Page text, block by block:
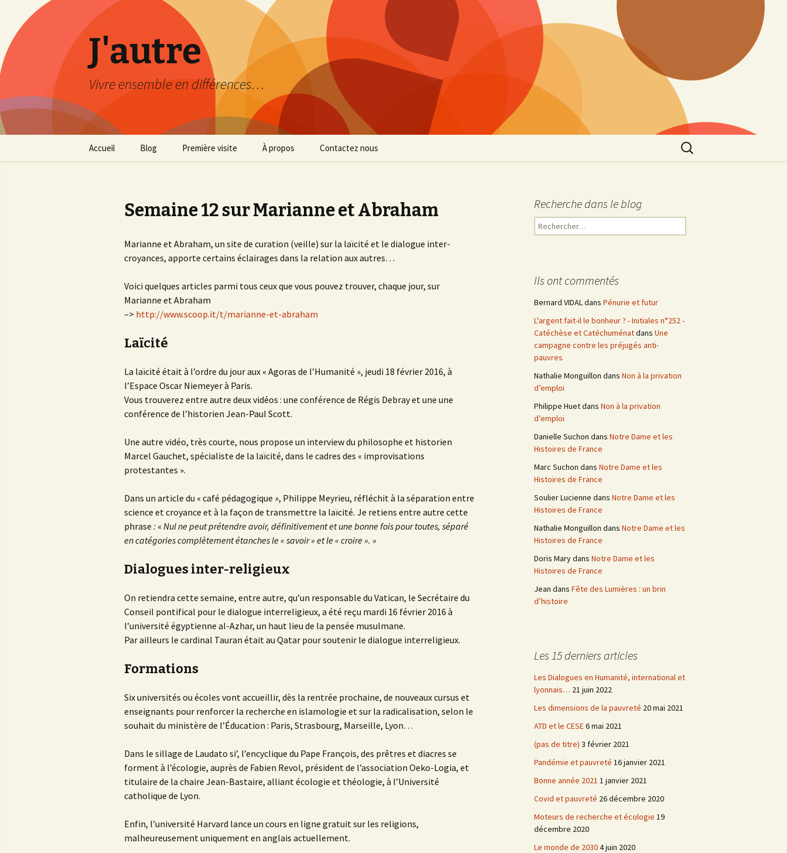
J'autre
Vivre ensemble en différences…
Aller
Accueil Blog Première visite
Mode d’emploi
À propos
Mentions légales
Contactez nous Rechercher :
Semaine 12 sur Marianne et Abraham
Marianne et Abraham, un site de curation (veille) sur la laïcité et le dialogue inter-
croyances, apporte certains éclairages dans la relation aux autres…
Voici quelques articles parmi tous ceux que vous pouvez trouver, chaque jour, sur
Marianne et Abraham
–> http://www.scoop.it/t/marianne-et-abraham
Laïcité
La laïcité était à l’ordre du jour aux « Agoras de l’Humanité », jeudi 18 février 2016, à
l’Espace Oscar Niemeyer à Paris.
Vous trouverez entre autre deux vidéos : une conférence de Régis Debray et une une
conférence de l’historien Jean-Paul Scott.
Une autre vidéo, très courte, nous propose un interview du philosophe et historien
Marcel Gauchet, spécialiste de la laïcité, dans le cadres des « improvisations
protestantes ».
Dans un article du « café pédagogique », Philippe Meyrieu, réfléchit à la séparation entre
science et croyance et à la façon de transmettre la laïcité. Je retiens entre autre cette
phrase : « Nul ne peut prétendre avoir, définitivement et une bonne fois pour toutes, séparé
en catégories complètement étanches le « savoir » et le « croire ». »
Dialogues inter-religieux
On retiendra cette semaine, entre autre, qu’un responsable du Vatican, le Secrétaire du
Conseil pontifical pour le dialogue interreligieux, a été reçu mardi 16 février 2016 à
l’université égyptienne al-Azhar, un haut lieu de la pensée musulmane.
Par ailleurs le cardinal Tauran était au Qatar pour soutenir le dialogue interreligieux.
Formations
Six universités ou écoles vont accueillir, dès la rentrée prochaine, de nouveaux cursus et
enseignants pour renforcer la recherche en islamologie et sur la radicalisation, selon le
souhait du ministère de l’Éducation : Paris, Strasbourg, Marseille, Lyon…
Dans le sillage de Laudato si’, l’encyclique du Pape François, des prêtres et diacres se
forment à l’écologie, auprès de Fabien Revol, président de l’association Oeko-Logia, et
titulaire de la chaire Jean-Bastaire, alliant écologie et théologie, à l’Université
catholique de Lyon.
Enfin, l’université Harvard lance un cours en ligne gratuit sur les religions,
malheureusement uniquement en anglais actuellement.
Recherche dans le blog
R
e
r
h
e
r
:
Ils ont commentés
Bernard VIDALdans Pénurie et futur
L'argent fait-il le bonheur ? - Initiales n°252 -
Catéchèse et Catéchuménatdans Une
campagne contre les préjugés anti-
pauvres
Nathalie Monguillon dans Non à la privation
d’emploi
Philippe Huetdans Non à la privation
d’emploi
Danielle Suchon dans Notre Dame et les
Histoires de France
Marc Suchon dans Notre Dame et les
Histoires de France
Soulier Lucienne dans Notre Dame et les
Histoires de France
Nathalie Monguillon dans Notre Dame et les
Histoires de France
Doris Marydans Notre Dame et les
Histoires de France
Jean dans Fête des Lumières : un brin
d’histoire
Les 15 derniers articles
Les Dialogues en Humanité, international et
lyonnais… 21 juin 2022
Les dimensions de la pauvreté 20 mai 2021
ATD et le CESE6 mai 2021
(pas de titre) 3 février 2021
Pandémie et pauvreté 16 janvier 2021
Bonne année 2021 1 janvier 2021
Covid et pauvreté 26 décembre 2020
Moteurs de recherche et écologie 19
décembre 2020
Le monde de 20304 juin 2020